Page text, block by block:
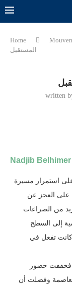
Home
المستقبل
written
Nadjib Belhimer
على استمرار مسيرة
على العجز عن
من الصراعات
إلى السطح
تفعل في
فخففت حضور
وفضلت أن